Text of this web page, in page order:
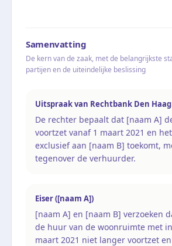
Samenvatting
De kern van de zaak, met de belangrijkste
partijen en de uiteindelijke beslissing
Uitspraak van Rechtbank Den Haag
De rechter bepaalt dat [naam A]
voortzet vanaf 1 maart 2021 en
exclusief aan [naam B] toekomt,
tegenover de verhuurder.
Eiser ([naam A])
[naam A] en [naam B] verzoeken
de huur van de woonruimte met
maart 2021 niet langer voortzet